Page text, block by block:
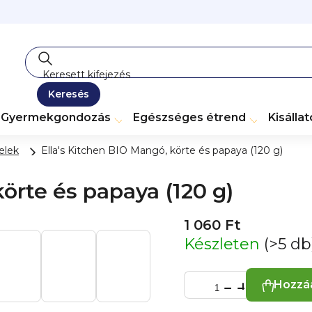
Keresés
Gyermekgondozás Egészséges étrend
Ella's Kitchen BIO Mangó, körte és papaya (120 g)
és papaya (120 g)
1 060 Ft
Készleten (>5